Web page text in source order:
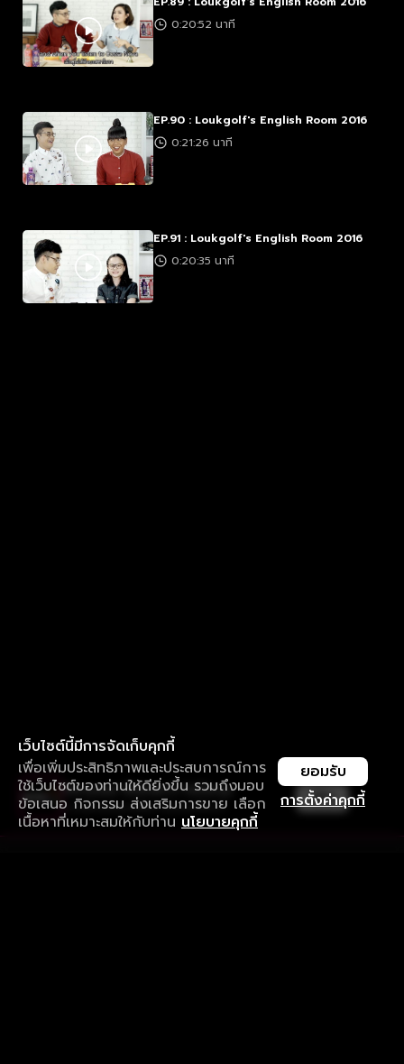
0:20:52 นาที
EP.90 : Loukgolf's English Room 2016
0:21:26 นาที
EP.91 : Loukgolf's English Room 2016
0:20:35 นาที
เว็บไซต์นี้มีการจัดเก็บคุกกี้
เพื่อเพิ่มประสิทธิภาพและประสบการณ์การ
ใช้เว็บไซต์ของท่านให้ดียิ่งขึ้น รวมถึงมอบ
ข้อเสนอ กิจกรรม ส่งเสริมการขาย เลือก
เนื้อหาที่เหมาะสมให้กับท่าน นโยบายคุกกี้
การตั้งค่าคุกกี้
ยอมรับ
ใช้งานแอป ลื่นไหลกว่า ไม่มีสะดุด
ดาวน์โหลดแอปเพื่อการรับชมที่ดีกว่า เปิด